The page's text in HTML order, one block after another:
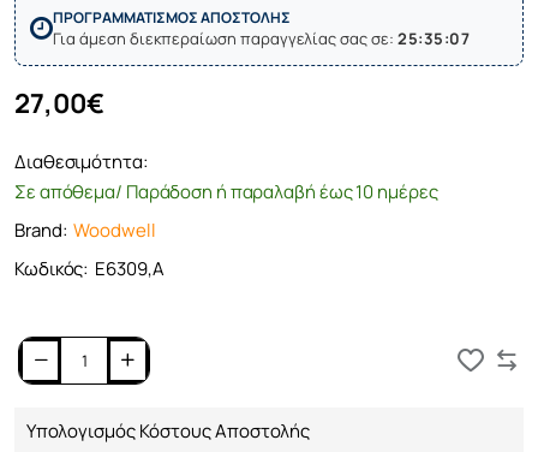
ΠΡΟΓΡΑΜΜΑΤΙΣΜΟΣ ΑΠΟΣΤΟΛΗΣ
Για άμεση διεκπεραίωση παραγγελίας σας σε: 25:35:07
Διαθεσιμότητα:
Σε απόθεμα/ Παράδοση ή παραλαβή έως 10 ημέρες
Brand: Woodwell
Κωδικός: Ε6309,Α
27,00€
Υπολογισμός Κόστους Αποστολής